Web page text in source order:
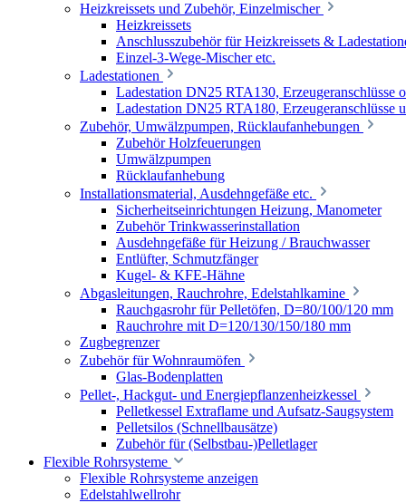
Heizkreissets und Zubehör, Einzelmischer
Heizkreissets
Anschlusszubehör für Heizkreissets &
Einzel-3-Wege-Mischer etc.
Ladestationen
Ladestation DN25 RTA130, Erzeugeranschlüsse
Ladestation DN25 RTA180, Erzeugeranschlüsse
Zubehör, Umwälzpumpen, Rücklaufanhebungen
Zubehör Holzfeuerungen
Umwälzpumpen
Rücklaufanhebung
Installationsmaterial, Ausdehngefäße etc.
Sicherheitseinrichtungen Heizung, Manometer
Zubehör Trinkwasserinstallation
Ausdehngefäße für Heizung / Brauchwasser
Entlüfter, Schmutzfänger
Kugel- & KFE-Hähne
Abgasleitungen, Rauchrohre, Edelstahlkamine
Rauchgasrohr für Pelletöfen, D=80/100/120 mm
Rauchrohre mit D=120/130/150/180 mm
Zugbegrenzer
Zubehör für Wohnraumöfen
Glas-Bodenplatten
Pellet-, Hackgut- und Energiepflanzenheizkessel
Pelletkessel Extraflame und Aufsatz-Saugsystem
Pelletsilos (Schnellbausätze)
Zubehör für (Selbstbau-)Pelletlager
Flexible Rohrsysteme
Flexible Rohrsysteme anzeigen
Edelstahlwellrohr